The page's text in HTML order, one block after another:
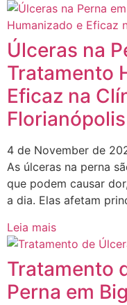
Úlceras na
Tratamento
Eficaz na
Florianópolis
4 de November de
As úlceras na perna
que podem causar
a dia. Elas afetam
Leia mais
Tratamento
Perna em